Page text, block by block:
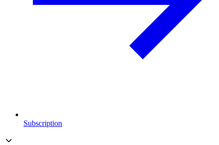
Subscription